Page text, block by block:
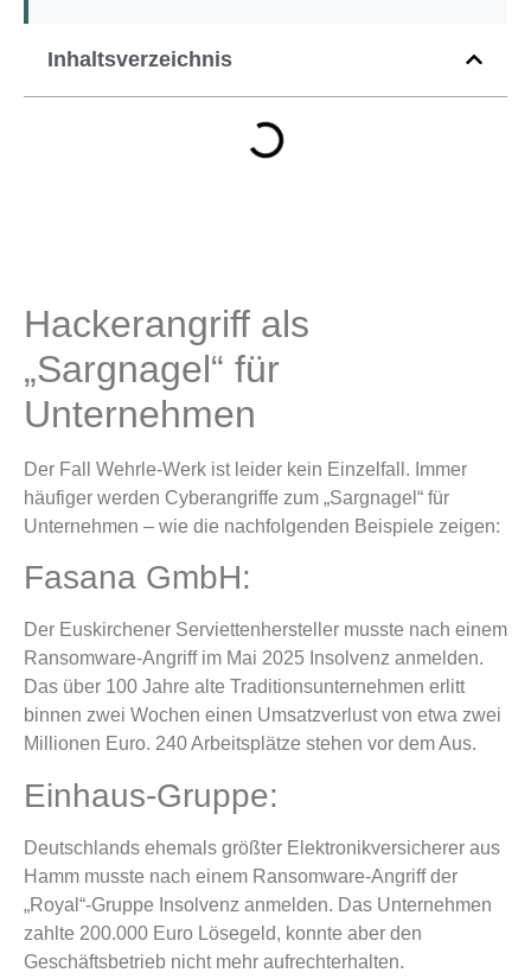
Inhaltsverzeichnis
Hackerangriff als
„Sargnagel“ für
Unternehmen
Der Fall Wehrle-Werk ist leider kein Einzelfall. Immer
häufiger werden Cyberangriffe zum „Sargnagel“ für
Unternehmen – wie die nachfolgenden Beispiele zeigen:
Fasana GmbH:
Der Euskirchener Serviettenhersteller musste nach einem
Ransomware-Angriff im Mai 2025 Insolvenz anmelden.
Das über 100 Jahre alte Traditionsunternehmen erlitt
binnen zwei Wochen einen Umsatzverlust von etwa zwei
Millionen Euro. 240 Arbeitsplätze stehen vor dem Aus.
Einhaus-Gruppe:
Deutschlands ehemals größter Elektronikversicherer aus
Hamm musste nach einem Ransomware-Angriff der
„Royal“-Gruppe Insolvenz anmelden. Das Unternehmen
zahlte 200.000 Euro Lösegeld, konnte aber den
Geschäftsbetrieb nicht mehr aufrechterhalten.